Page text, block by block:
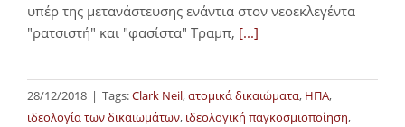
υπέρ της μετανάστευσης ενάντια στον νεοεκλεγέντα
"ρατσιστή" και "φασίστα" Τραμπ, [...]
28/12/2018 | Tags:Clark Neil,ατομικά δικαιώματα, ΗΠΑ,
ιδεολογία των δικαιωμάτων, ιδεολογική παγκοσμιοποίηση,